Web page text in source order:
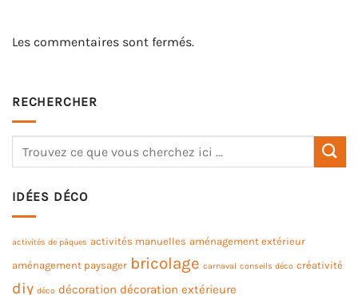
Les commentaires sont fermés.
RECHERCHER
IDÉES DÉCO
activités de pâques activités manuelles aménagement extérieur
aménagement paysager bricolage carnaval conseils déco créativité
diy déco décoration décoration extérieure